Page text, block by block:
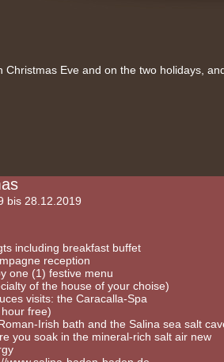
Christmas Eve and on the two holidays,
bis 28.12.2019
including breakfast buffet
reception
one (1) festive menu
of the house of your choise)
visits: the Caracalla-Spa
free)
Irish bath and the Salina sea salt
you soak in the mineral-rich salt air new